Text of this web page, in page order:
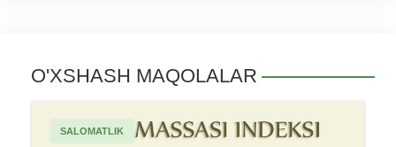
O'XSHASH MAQOLALAR
SALOMATLIK